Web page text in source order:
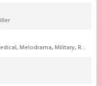
,Melodrama,Military,Romance